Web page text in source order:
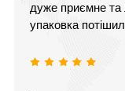
дуже приємне та
упаковка